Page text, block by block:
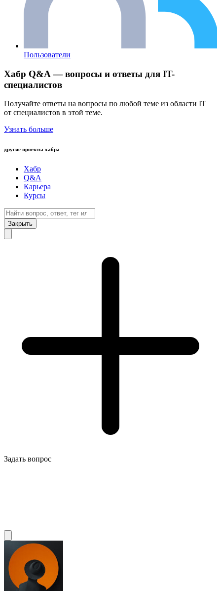
Пользователи
Хабр Q&A — вопросы и ответы для IT-
специалистов
Получайте ответы на вопросы по любой теме из области IT
от специалистов в этой теме.
Узнать больше
другие проекты хабра
Хабр
Q&A
Карьера
Курсы
Закрыть
Задать вопрос